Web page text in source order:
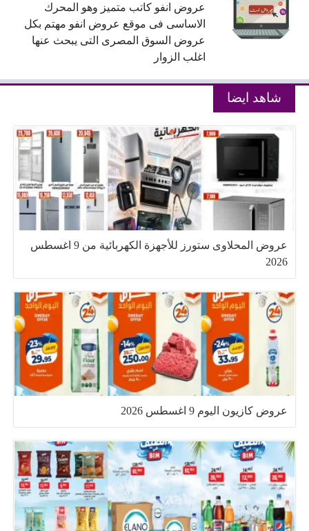
عروض انفو كاتب متميز وهو المحرك
الاساسى فى موقع عروض انفو مهتم بكل
عروض السوق المصرى التى يبحث عنها
اغلب الزوار
شاهد ايضا
عروض المحلاوى ستورز للأجهزة الكهربائية من 9 اغسطس
2026
عروض كازيون اليوم 9 اغسطس 2026